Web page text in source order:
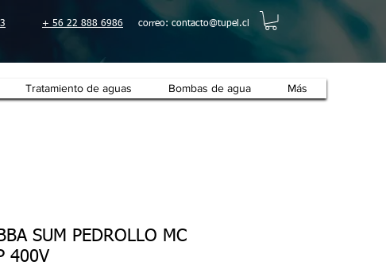
+ 56 22 888 6986 correo: contacto@tupel.cl
Tratamiento de aguas Bombas de agua Más
SUM PEDROLLO MC
400V